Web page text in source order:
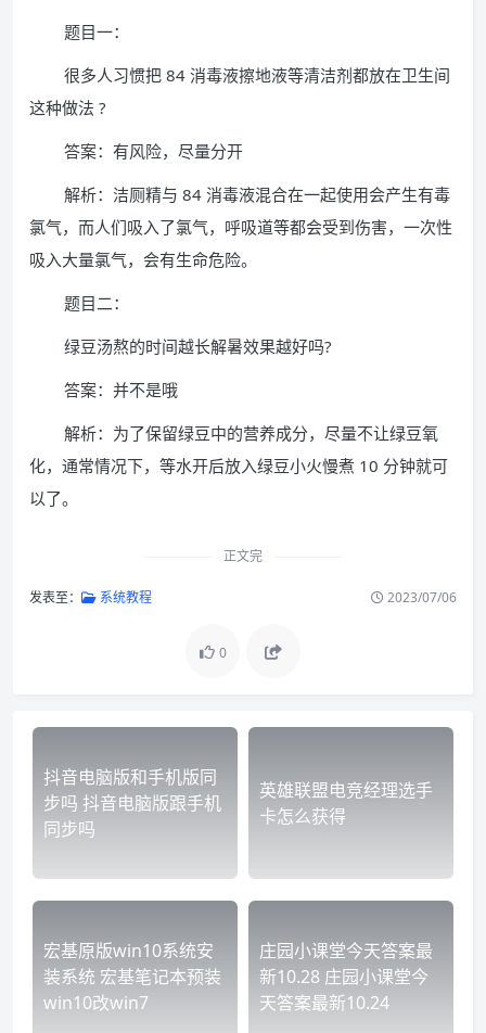
题目一：
很多人习惯把 84 消毒液擦地液等清洁剂都放在卫生间
这种做法 ?
答案：有风险，尽量分开
解析：洁厕精与 84 消毒液混合在一起使用会产生有毒
氯气，而人们吸入了氯气，呼吸道等都会受到伤害，一次性
吸入大量氯气，会有生命危险。
题目二：
绿豆汤熬的时间越长解暑效果越好吗?
答案：并不是哦
解析：为了保留绿豆中的营养成分，尽量不让绿豆氧
化，通常情况下，等水开后放入绿豆小火慢煮 10 分钟就可
以了。
正文完
发表至： 系统教程 2023/07/06
0
抖音电脑版和手机版同
步吗 抖音电脑版跟手机
同步吗
英雄联盟电竞经理选手
卡怎么获得
宏基原版win10系统安
装系统 宏基笔记本预装
win10改win7
庄园小课堂今天答案最
新10.28 庄园小课堂今
天答案最新10.24